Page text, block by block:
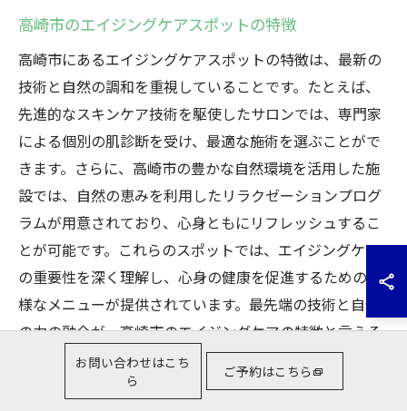
高崎市のエイジングケアスポットの特徴
高崎市にあるエイジングケアスポットの特徴は、最新の
技術と自然の調和を重視していることです。たとえば、
先進的なスキンケア技術を駆使したサロンでは、専門家
による個別の肌診断を受け、最適な施術を選ぶことがで
きます。さらに、高崎市の豊かな自然環境を活用した施
設では、自然の恵みを利用したリラクゼーションプログ
ラムが用意されており、心身ともにリフレッシュするこ
とが可能です。これらのスポットでは、エイジングケア
の重要性を深く理解し、心身の健康を促進するための多
様なメニューが提供されています。最先端の技術と自然
の力の融合が、高崎市のエイジングケアの特徴と言える
でしょう。お問い合わせはこち
ら
ご予約はこちら